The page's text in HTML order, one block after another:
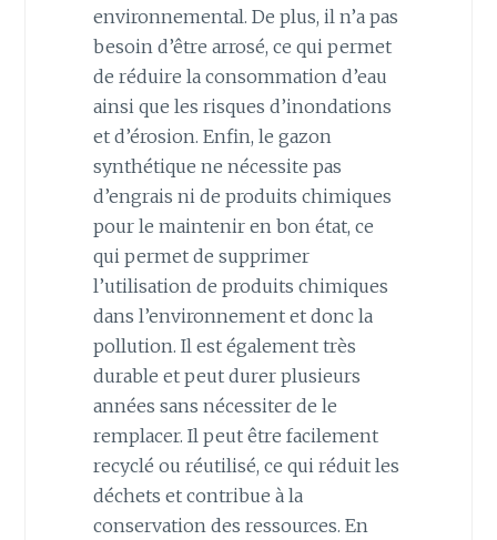
environnemental. De plus, il n’a pas
besoin d’être arrosé, ce qui permet
de réduire la consommation d’eau
ainsi que les risques d’inondations
et d’érosion. Enfin, le gazon
synthétique ne nécessite pas
d’engrais ni de produits chimiques
pour le maintenir en bon état, ce
qui permet de supprimer
l’utilisation de produits chimiques
dans l’environnement et donc la
pollution. Il est également très
durable et peut durer plusieurs
années sans nécessiter de le
remplacer. Il peut être facilement
recyclé ou réutilisé, ce qui réduit les
déchets et contribue à la
conservation des ressources. En